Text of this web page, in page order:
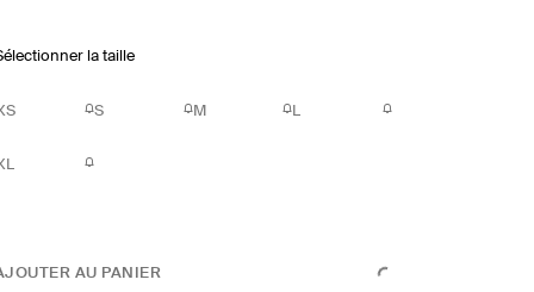
la taille
S M L
AU PANIER